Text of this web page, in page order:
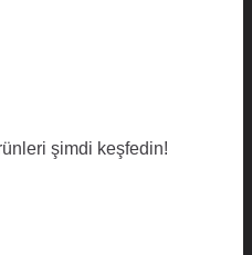
şimdi keşfedin!